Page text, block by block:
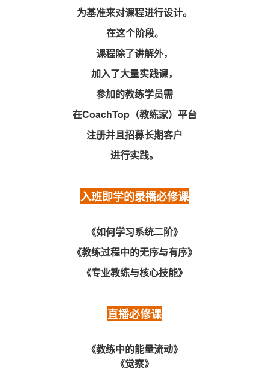
为基准来对课程进行设计。
在这个阶段。
课程除了讲解外，
加入了大量实践课，
参加的教练学员需
在CoachTop（教练家）平台
注册并且招募长期客户
进行实践。
入班即学的录播必修课
《如何学习系统二阶》
《教练过程中的无序与有序》
《专业教练与核心技能》
直播必修课
《教练中的能量流动》
《觉察》